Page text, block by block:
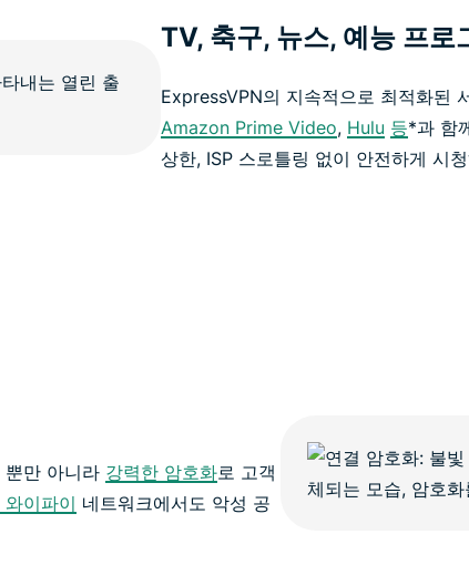
TV, 축구, 뉴스, 예능 프로
ExpressVPN의 지속적으로 최적화된
Amazon Prime Video, Hulu 등*과 함
상한, ISP 스로틀링 없이 안전하게 시
만 아니라 강력한 암호화로 고객
와이파이 네트워크에서도 악성 공